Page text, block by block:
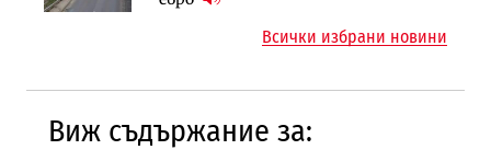
Всички избрани новини
Виж съдържание за: